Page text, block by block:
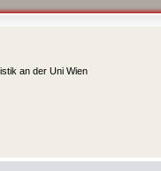
an der Uni Wien